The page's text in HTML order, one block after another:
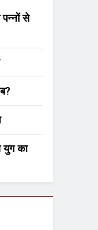
पन्नों से
युग का